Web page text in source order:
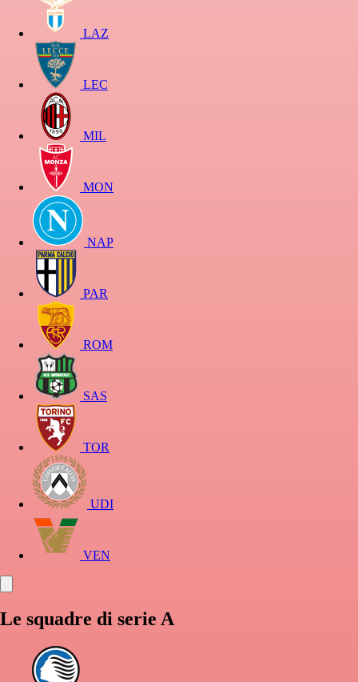
LAZ
LEC
MIL
MON
NAP
PAR
ROM
SAS
TOR
UDI
VEN
Le squadre di serie A